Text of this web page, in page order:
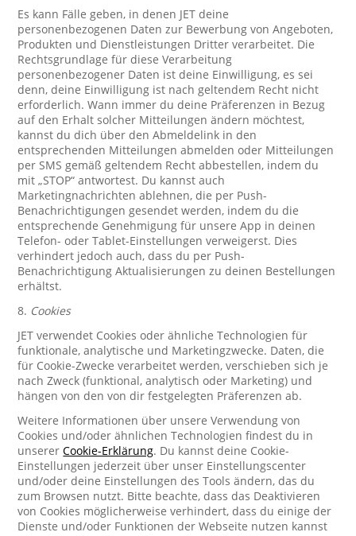
Es kann Fälle geben, in denen JET deine
personenbezogenen Daten zur Bewerbung von Angeboten,
Produkten und Dienstleistungen Dritter verarbeitet. Die
Rechtsgrundlage für diese Verarbeitung
personenbezogener Daten ist deine Einwilligung, es sei
denn, deine Einwilligung ist nach geltendem Recht nicht
erforderlich. Wann immer du deine Präferenzen in Bezug
auf den Erhalt solcher Mitteilungen ändern möchtest,
kannst du dich über den Abmeldelink in den
entsprechenden Mitteilungen abmelden oder Mitteilungen
per SMS gemäß geltendem Recht abbestellen, indem du
mit „STOP“ antwortest. Du kannst auch
Marketingnachrichten ablehnen, die per Push-
Benachrichtigungen gesendet werden, indem du die
entsprechende Genehmigung für unsere App in deinen
Telefon- oder Tablet-Einstellungen verweigerst. Dies
verhindert jedoch auch, dass du per Push-
Benachrichtigung Aktualisierungen zu deinen Bestellungen
erhältst.
8. Cookies
JET verwendet Cookies oder ähnliche Technologien für
funktionale, analytische und Marketingzwecke. Daten, die
für Cookie-Zwecke verarbeitet werden, verschieben sich je
nach Zweck (funktional, analytisch oder Marketing) und
hängen von den von dir festgelegten Präferenzen ab.
Weitere Informationen über unsere Verwendung von
Cookies und/oder ähnlichen Technologien findest du in
unsererCookie-Erklärung. Du kannst deine Cookie-
Einstellungen jederzeit über unser Einstellungscenter
und/oder deine Einstellungen des Tools ändern, das du
zum Browsen nutzt. Bitte beachte, dass das Deaktivieren
von Cookies möglicherweise verhindert, dass du einige der
Dienste und/oder Funktionen der Webseite nutzen kannst